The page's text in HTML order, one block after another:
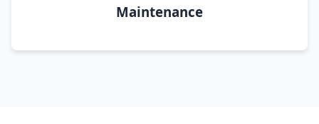
Maintenance